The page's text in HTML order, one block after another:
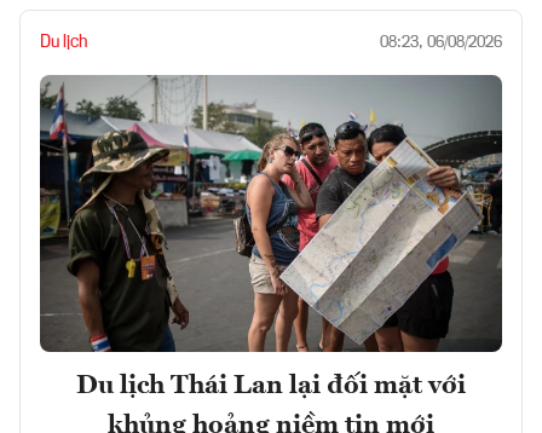
Du lịch 08:23, 06/08/2026
Du lịch Thái Lan lại đối mặt với
khủng hoảng niềm tin mới